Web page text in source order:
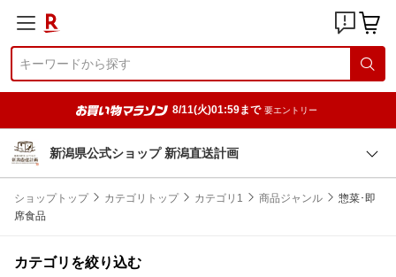
8/11(火)01:59まで 要エントリー
新潟県公式ショップ 新潟直送計画
ショップトップ カテゴリトップ カテゴリ1 商品ジャンル
惣菜･即
席食品
カテゴリを絞り込む